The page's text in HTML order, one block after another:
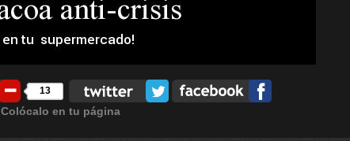
13
Colócalo en tu página